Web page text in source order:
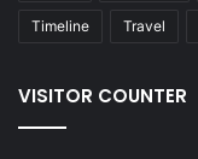
Timeline Travel
VISITOR COUNTER